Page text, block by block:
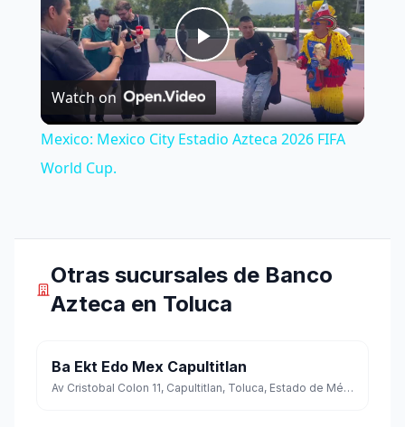
Play
Video
Watch on
Mexico: Mexico City Estadio Azteca 2026 FIFA
World Cup.
Otras sucursales de Banco
Azteca en Toluca
Ba Ekt Edo Mex Capultitlan
Av Cristobal Colon 11, Capultitlan, Toluca, Estado de México